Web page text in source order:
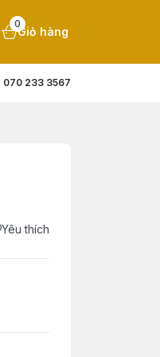
0
Giỏ hàng
070 233 3567
Yêu thích